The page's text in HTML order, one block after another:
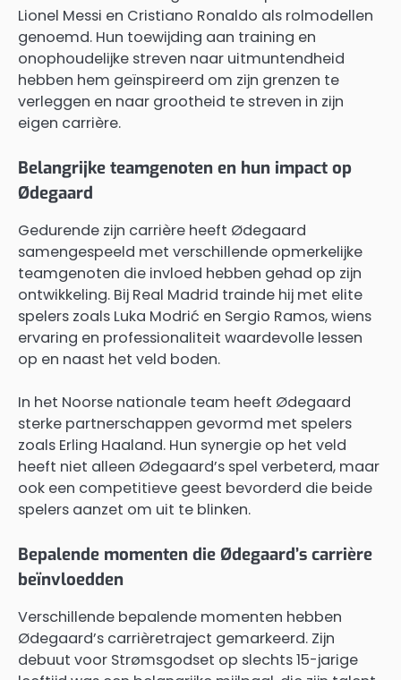
Lionel Messi en Cristiano Ronaldo als rolmodellen
genoemd. Hun toewijding aan training en
onophoudelijke streven naar uitmuntendheid
hebben hem geïnspireerd om zijn grenzen te
verleggen en naar grootheid te streven in zijn
eigen carrière.
Belangrijke teamgenoten en hun impact op
Ødegaard
Gedurende zijn carrière heeft Ødegaard
samengespeeld met verschillende opmerkelijke
teamgenoten die invloed hebben gehad op zijn
ontwikkeling. Bij Real Madrid trainde hij met elite
spelers zoals Luka Modrić en Sergio Ramos, wiens
ervaring en professionaliteit waardevolle lessen
op en naast het veld boden.
In het Noorse nationale team heeft Ødegaard
sterke partnerschappen gevormd met spelers
zoals Erling Haaland. Hun synergie op het veld
heeft niet alleen Ødegaard’s spel verbeterd, maar
ook een competitieve geest bevorderd die beide
spelers aanzet om uit te blinken.
Bepalende momenten die Ødegaard’s carrière
beïnvloedden
Verschillende bepalende momenten hebben
Ødegaard’s carrièretraject gemarkeerd. Zijn
debuut voor Strømsgodset op slechts 15-jarige